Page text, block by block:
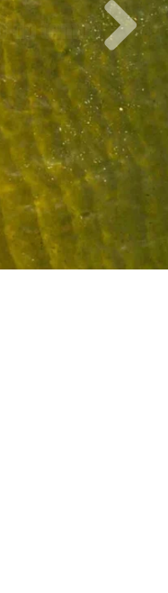
do tempo